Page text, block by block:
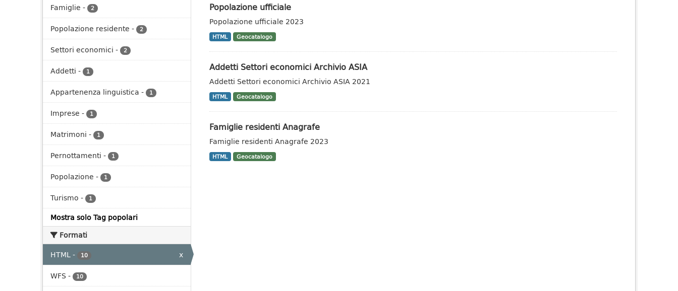
Famiglie - 2
Popolazione residente - 2
Settori economici - 2
Addetti - 1
Appartenenza linguistica - 1
Imprese - 1
Matrimoni - 1
Pernottamenti - 1
Popolazione - 1
Turismo - 1
Mostra solo Tag popolari
Formati
HTML- 10
x
WFS - 10
Popolazione ufficiale
Popolazione ufficiale 2023
HTML Geocatalogo
Addetti Settori economici Archivio ASIA
Addetti Settori economici Archivio ASIA 2021
HTML Geocatalogo
Famiglie residenti Anagrafe
Famiglie residenti Anagrafe 2023
HTML Geocatalogo